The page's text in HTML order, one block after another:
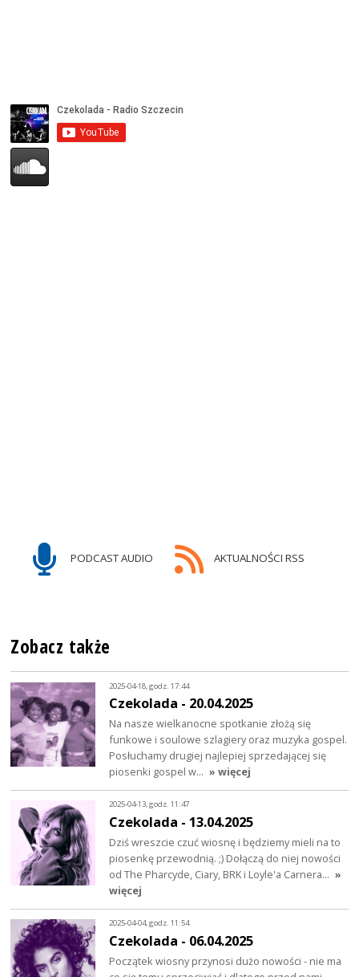
PODCAST AUDIO AKTUALNOŚCI RSS
Zobacz także
2025-04-18, godz. 17:44
Czekolada - 20.04.2025
Na nasze wielkanocne spotkanie złożą się
funkowe i soulowe szlagiery oraz muzyka gospel.
Posłuchamy drugiej najlepiej sprzedającej się
piosenki gospel w… » więcej
2025-04-13, godz. 11:47
Czekolada - 13.04.2025
Dziś wreszcie czuć wiosnę i będziemy mieli na to
piosenkę przewodnią. ;) Dołączą do niej nowości
od The Pharcyde, Ciary, BRK i Loyle'a Carnera… »
więcej
2025-04-04, godz. 11:54
Czekolada - 06.04.2025
Początek wiosny przynosi dużo nowości - nie ma